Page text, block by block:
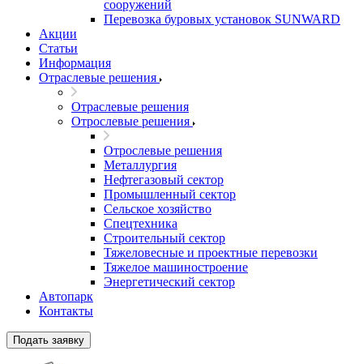
сооружений
Перевозка буровых установок SUNWARD
Акции
Статьи
Информация
Отраслевые решения
Отраслевые решения
Отрослевые решения
Отрослевые решения
Металлургия
Нефтегазовый сектор
Промышленный сектор
Сельское хозяйство
Спецтехника
Строительный сектор
Тяжеловесные и проектные перевозки
Тяжелое машиностроение
Энергетический сектор
Автопарк
Контакты
Подать заявку